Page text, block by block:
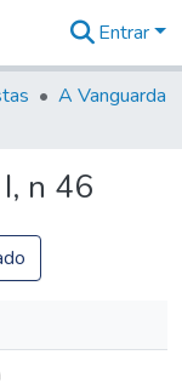
Entrar
A Vanguarda
n 46